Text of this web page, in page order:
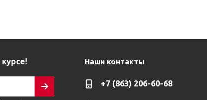
Наши контакты
+7 (863) 206-60-68